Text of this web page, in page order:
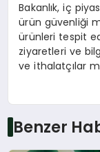
Bakanlık, iç
ürün güvenliği
ürünleri tespit
ziyaretleri ve
ve ithalatçılar
Benzer